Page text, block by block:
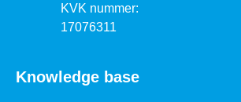
KVK nummer:
17076311
Knowledge base